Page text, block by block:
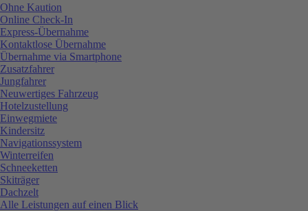
Ohne Kaution
Online Check-In
Express-Übernahme
Kontaktlose Übernahme
Übernahme via Smartphone
Zusatzfahrer
Jungfahrer
Neuwertiges Fahrzeug
Hotelzustellung
Einwegmiete
Kindersitz
Navigationssystem
Winterreifen
Schneeketten
Skiträger
Dachzelt
Alle Leistungen auf einen Blick